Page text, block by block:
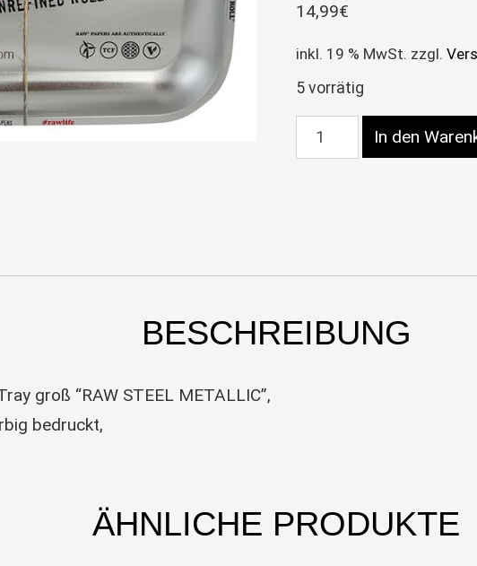
14,99€
inkl. 19 % MwSt. zzgl.
5 vorrätig
RAW Dreh-Tablett –
In den
BESCHREIBUNG
groß “RAW STEEL METALLIC”,
bedruckt,
ÄHNLICHE PRODUKTE